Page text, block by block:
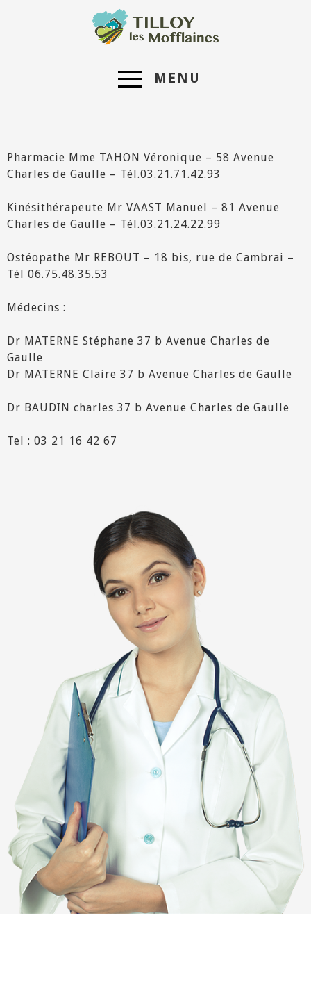
MENU
Pharmacie Mme TAHON Véronique – 58 Avenue
Charles de Gaulle – Tél.03.21.71.42.93
Kinésithérapeute Mr VAAST Manuel – 81 Avenue
Charles de Gaulle – Tél.03.21.24.22.99
Ostéopathe Mr REBOUT – 18 bis, rue de Cambrai –
Tél 06.75.48.35.53
Médecins :
Dr MATERNE Stéphane 37 b Avenue Charles de
Gaulle
Dr MATERNE Claire 37 b Avenue Charles de Gaulle
Dr BAUDIN charles 37 b Avenue Charles de Gaulle
Tel : 03 21 16 42 67